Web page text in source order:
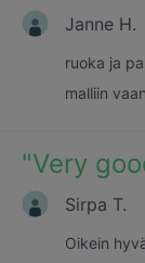
Janne H.
ruoka ja
malliin
"Very
Sirpa T.
Oikein